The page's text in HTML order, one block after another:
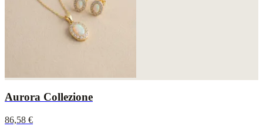
Aurora Collezione
86,58 €